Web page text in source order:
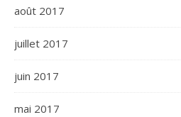
août 2017
juillet 2017
juin 2017
mai 2017